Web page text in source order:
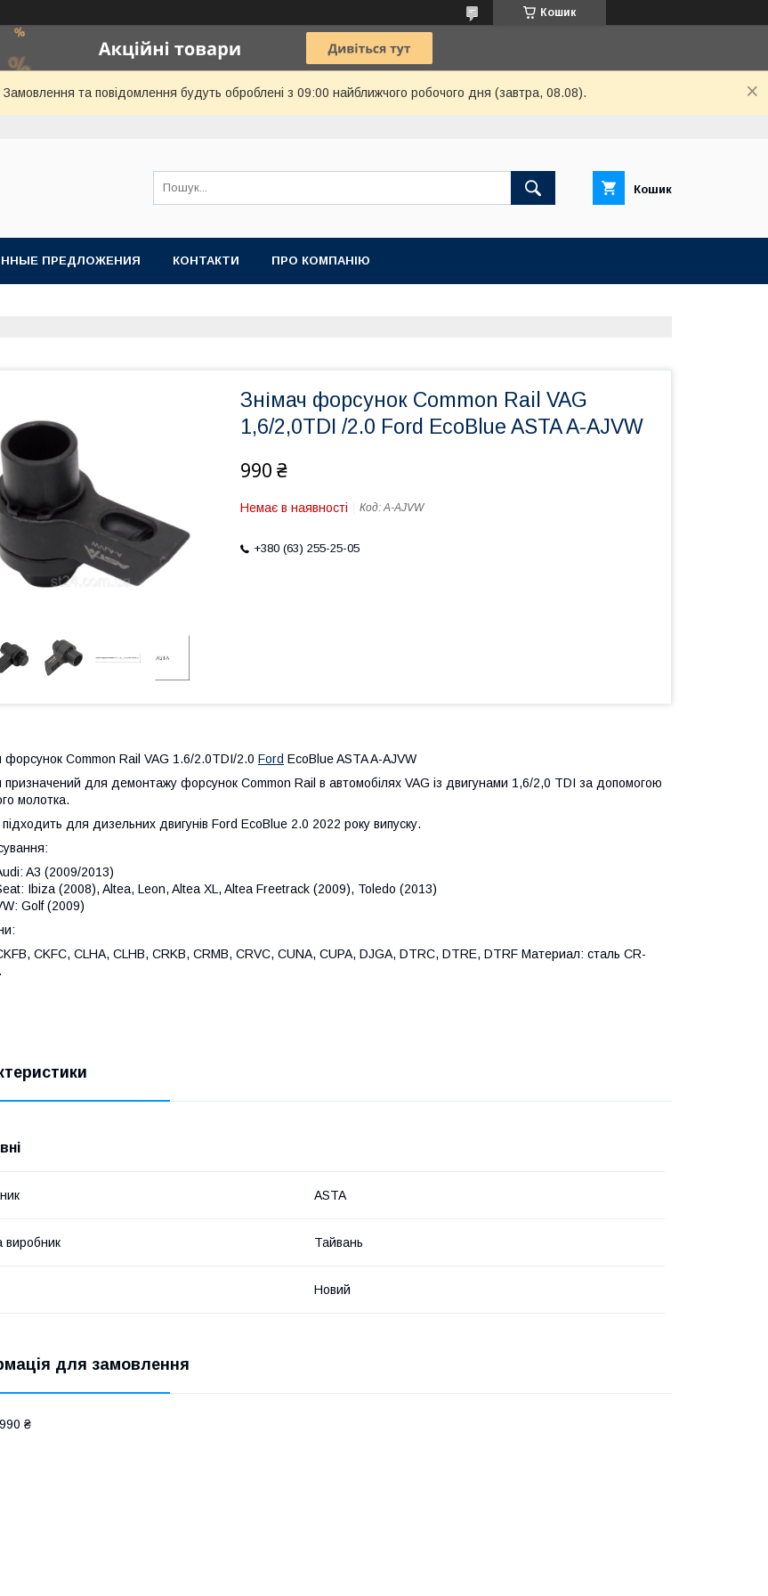
Кошик
Замовлення та повідомлення будуть оброблені з 09:00 найближчого робочого дня (завтра, 08.08).
Кошик
ПРЕДЛОЖЕНИЯ КОНТАКТИ ПРО КОМПАНІЮ
Знімач форсунок Common Rail VAG
1,6/2,0TDI /2.0 Ford EcoBlue ASTA A-AJVW
990 ₴
Немає в наявності Код:A-AJVW
+380 (63) 255-25-05
форсунок Common Rail VAG 1.6/2.0TDI/2.0 Ford EcoBlue ASTA A-AJVW
призначений для демонтажу форсунок Common Rail в автомобілях VAG із двигунами 1,6/2,0 TDI за допомогою
молотка.
для дизельних двигунів Ford EcoBlue 2.0 2022 року випуску.
A3 (2009/2013)
Ibiza (2008), Altea, Leon, Altea XL, Altea Freetrack (2009), Toledo (2013)
Golf (2009)
CKFC, CLHA, CLHB, CRKB, CRMB, CRVC, CUNA, CUPA, DJGA, DTRC, DTRE, DTRF Материал: сталь CR-
ASTA
виробник Тайвань
Новий
для замовлення
990 ₴